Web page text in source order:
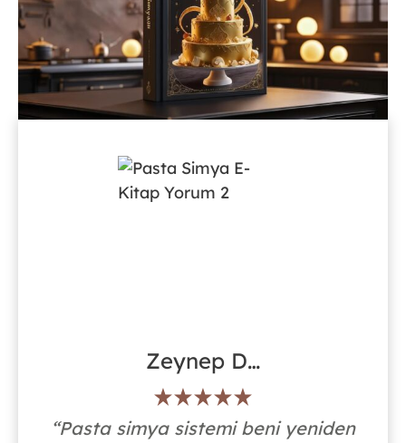
Zeynep D…
“Pasta simya sistemi beni yeniden